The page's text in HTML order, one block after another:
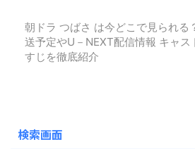
ていたが、食事に毒が盛られ
ていたことが発覚。饗応（き
ょうおう）役の光秀が首謀者
朝ドラ つばさ は今どこで見られる
送予定やU－NEXT配信情報 キャス
すじを徹底紹介
検索画面